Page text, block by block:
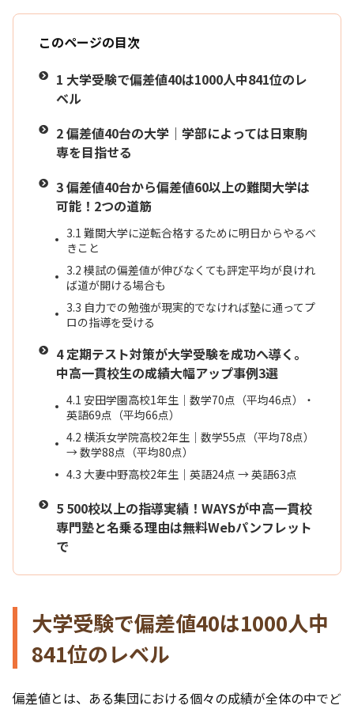
このページの目次
1 大学受験で偏差値40は1000人中841位のレ
ベル
2偏差値40台の大学｜学部によっては日東駒
専を目指せる
3偏差値40台から偏差値60以上の難関大学は
可能！2つの道筋
3.1 難関大学に逆転合格するために明日からやるべ
きこと
3.2 模試の偏差値が伸びなくても評定平均が良けれ
ば道が開ける場合も
3.3 自力での勉強が現実的でなければ塾に通ってプ
ロの指導を受ける
4定期テスト対策が大学受験を成功へ導く。
中高一貫校生の成績大幅アップ事例3選
4.1 安田学園高校1年生｜数学70点（平均46点）・
英語69点（平均66点）
4.2 横浜女学院高校2年生｜数学55点（平均78点）
→ 数学88点（平均80点）
4.3 大妻中野高校2年生｜英語24点 → 英語63点
5 500校以上の指導実績！WAYSが中高一貫校
専門塾と名乗る理由は無料Webパンフレット
で
大学受験で偏差値40は1000人中
841位のレベル
偏差値とは、ある集団における個々の成績が全体の中でど